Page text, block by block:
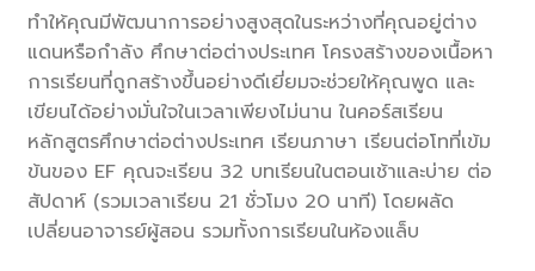
ทำให้คุณมีพัฒนาการอย่างสูงสุดในระหว่างที่คุณอยู่ต่าง
แดนหรือกำลัง ศึกษาต่อต่างประเทศ โครงสร้างของเนื้อหา
การเรียนที่ถูกสร้างขึ้นอย่างดีเยี่ยมจะช่วยให้คุณพูด และ
เขียนได้อย่างมั่นใจในเวลาเพียงไม่นาน ในคอร์สเรียน
หลักสูตรศึกษาต่อต่างประเทศ เรียนภาษา เรียนต่อโทที่เข้ม
ข้นของ EF คุณจะเรียน 32 บทเรียนในตอนเช้าและบ่าย ต่อ
สัปดาห์ (รวมเวลาเรียน 21 ชั่วโมง 20 นาที) โดยผลัด
เปลี่ยนอาจารย์ผู้สอน รวมทั้งการเรียนในห้องแล็บ